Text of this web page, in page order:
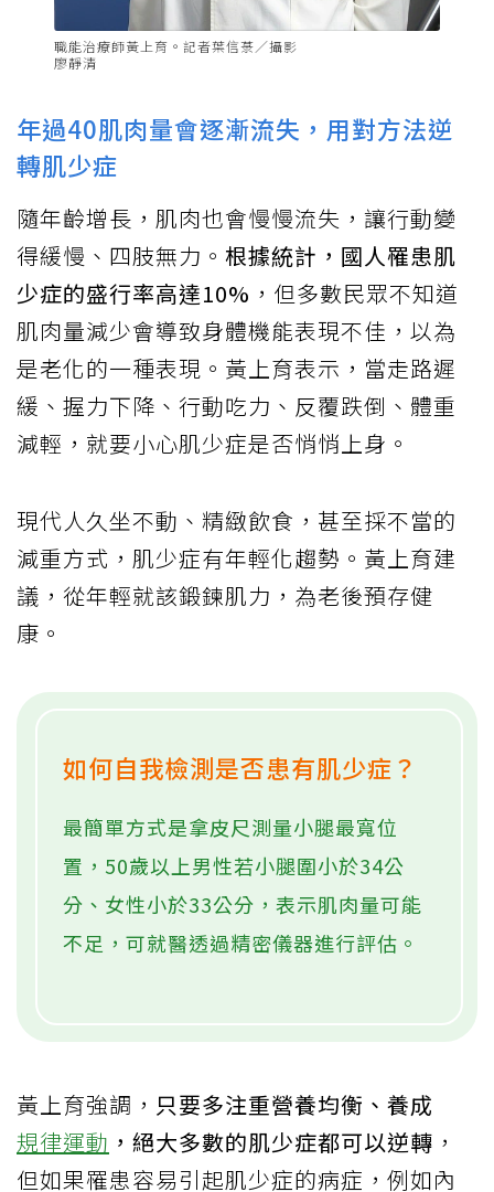
職能治療師黃上育。記者葉信菉／攝影
廖靜清
年過40肌肉量會逐漸流失，用對方法逆
轉肌少症
隨年齡增長，肌肉也會慢慢流失，讓行動變
得緩慢、四肢無力。 根據統計，國人罹患肌
少症的盛行率高達10% ，但多數民眾不知道
肌肉量減少會導致身體機能表現不佳，以為
是老化的一種表現。黃上育表示，當走路遲
緩、握力下降、行動吃力、反覆跌倒、體重
減輕，就要小心肌少症是否悄悄上身。
現代人久坐不動、精緻飲食，甚至採不當的
減重方式，肌少症有年輕化趨勢。黃上育建
議，從年輕就該鍛鍊肌力，為老後預存健
康。
如何自我檢測是否患有肌少症？
最簡單方式是拿皮尺測量小腿最寬位
置，50歲以上男性若小腿圍小於34公
分、女性小於33公分，表示肌肉量可能
不足，可就醫透過精密儀器進行評估。
黃上育強調， 只要多注重營養均衡、養成
規律運動 ，絕大多數的肌少症都可以逆轉 ，
但如果罹患容易引起肌少症的病症，例如內